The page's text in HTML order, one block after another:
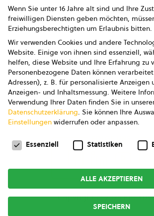
Impressum
Datenschutz
AGB
AGB Marketing GmbH
AGB Bildung
Newsletter
Copyright © 2026bio
Wenn Sie unter 16 Jahre alt sind und Ihre
freiwilligen Diensten geben möchten,
Erziehungsberechtigten um Erlaubnis bitten.
Wir verwenden Cookies und andere
Website. Einige von ihnen sind essenziell,
helfen, diese Website und Ihre Erfahrung zu
Personenbezogene Daten können
Adressen), z. B. für personalisierte Anzeigen
Anzeigen- und Inhaltsmessung. Weitere
Verwendung Ihrer Daten finden Sie in
Datenschutzerklärung. Sie können Ihre
Einstellungen widerrufen oder anpassen.
Datenschutzeinstellungen
Essenziell Statistiken
ALLE AKZEPTIEREN
SPEICHERN